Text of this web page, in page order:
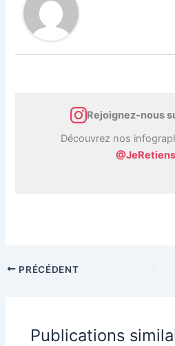
Rejoignez-nous
Découvrez nos
PRÉCÉDENT
Publications